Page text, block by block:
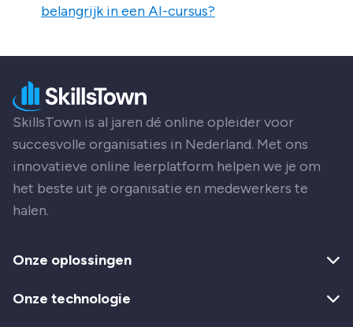
belangrijk in een AI-cursus?
SkillsTown is al jaren dé online opleider voor
succesvolle organisaties in Nederland. Met ons
innovatieve online leerplatform helpen we je om
het beste uit je organisatie en medewerkers te
halen.
Onze oplossingen
Onze technologie